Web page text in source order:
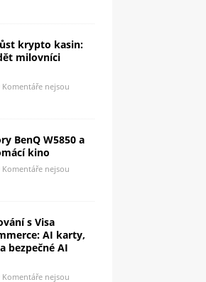
krypto kasin:
milovníci
Komentáře nejsou
BenQ W5850 a
kino
Komentáře nejsou
s Visa
AI karty,
bezpečné AI
Komentáře nejsou